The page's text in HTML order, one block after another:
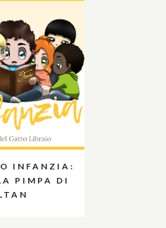
INFANZIA:
PIMPA DI